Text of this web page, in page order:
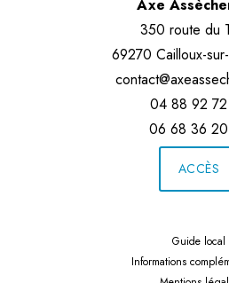
Axe
350 route du
69270 Cailloux-
04 88 92
06 68 36
ACCÈS
Guide local
Informations